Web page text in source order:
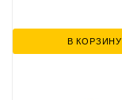
В КОРЗИНУ